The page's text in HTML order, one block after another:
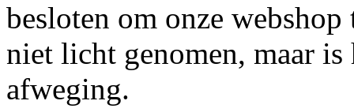
besloten om onze
niet licht genomen, maar
afweging.